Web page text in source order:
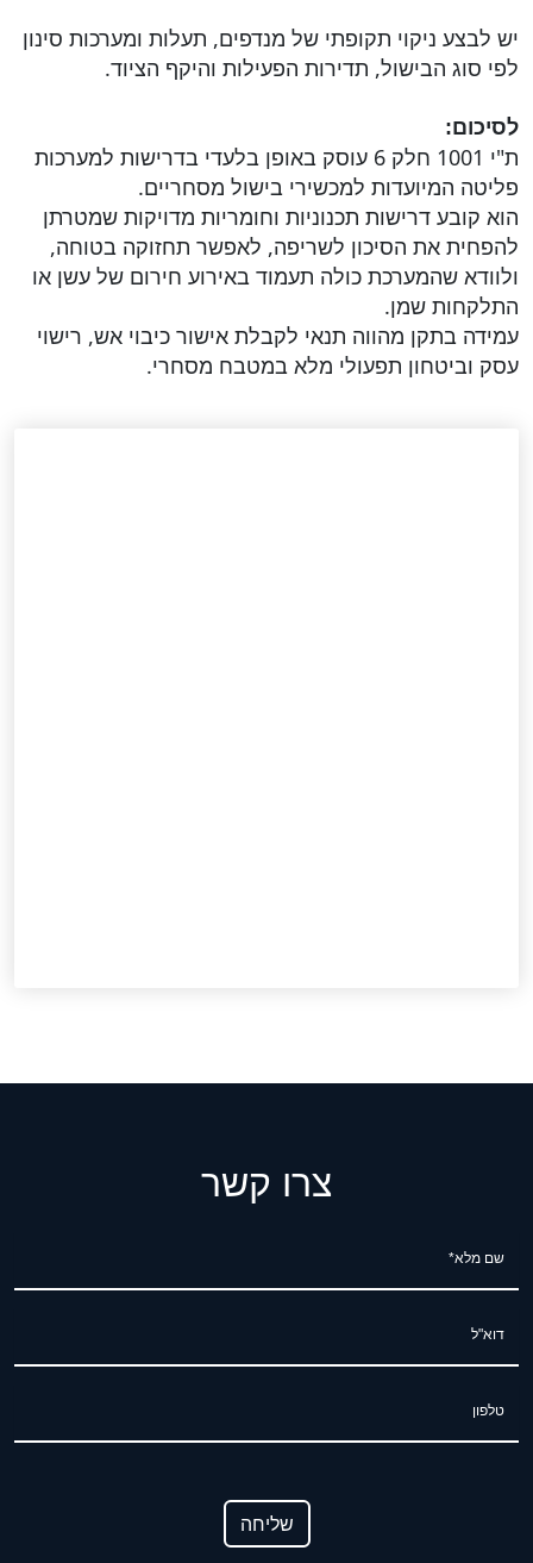
יש לבצע ניקוי תקופתי של מנדפים, תעלות ומערכות סינון
לפי סוג הבישול, תדירות הפעילות והיקף הציוד.
לסיכום:
ת"י 1001 חלק 6 עוסק באופן בלעדי בדרישות למערכות
פליטה המיועדות למכשירי בישול מסחריים.
הוא קובע דרישות תכנוניות וחומריות מדויקות שמטרתן
להפחית את הסיכון לשריפה, לאפשר תחזוקה בטוחה,
ולוודא שהמערכת כולה תעמוד באירוע חירום של עשן או
התלקחות שמן.
עמידה בתקן מהווה תנאי לקבלת אישור כיבוי אש, רישוי
עסק וביטחון תפעולי מלא במטבח מסחרי.
צרו קשר
שליחה